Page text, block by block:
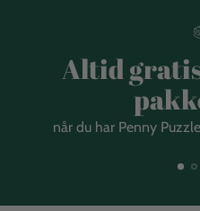
Altid
når du har Penny